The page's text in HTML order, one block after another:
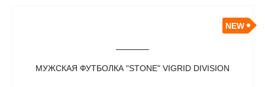
NEW
МУЖСКАЯ ФУТБОЛКА "STONE" VIGRID DIVISION